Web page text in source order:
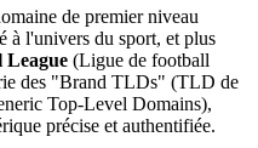
de premier niveau
à l'univers du sport, et plus
League (Ligue de football
des "Brand TLDs" (TLD de
Top-Level Domains),
précise et authentifiée.